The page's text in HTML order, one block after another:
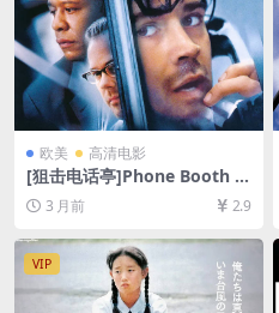
欧美 高清电影
[狙击电话亭]Phone Booth (2
002)[百度网盘+夸克网盘1080
P超清未删减资源][网盘在线播
放/下载][MP4/5.2GB][中英字
幕]
3 月前 2.9
VIP